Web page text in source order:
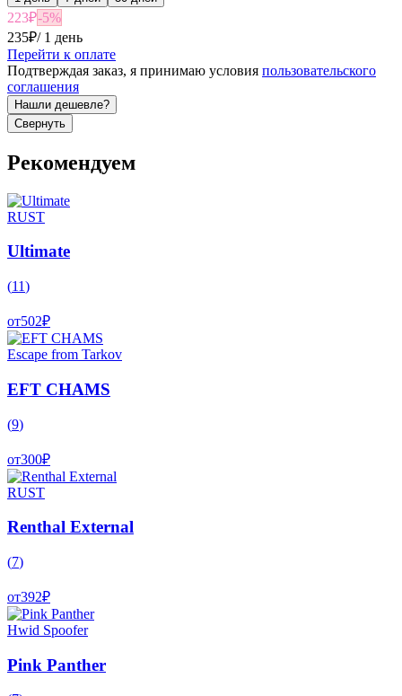
223₽-5%
235₽/ 1 день
Перейти к оплате
Подтверждая заказ, я принимаю условия пользовательского
соглашения
Нашли дешевле?
Свернуть
Рекомендуем
RUST
Ultimate
(11)
от502₽
Escape from Tarkov
EFT CHAMS
(9)
от300₽
RUST
Renthal External
(7)
от392₽
Hwid Spoofer
Pink Panther